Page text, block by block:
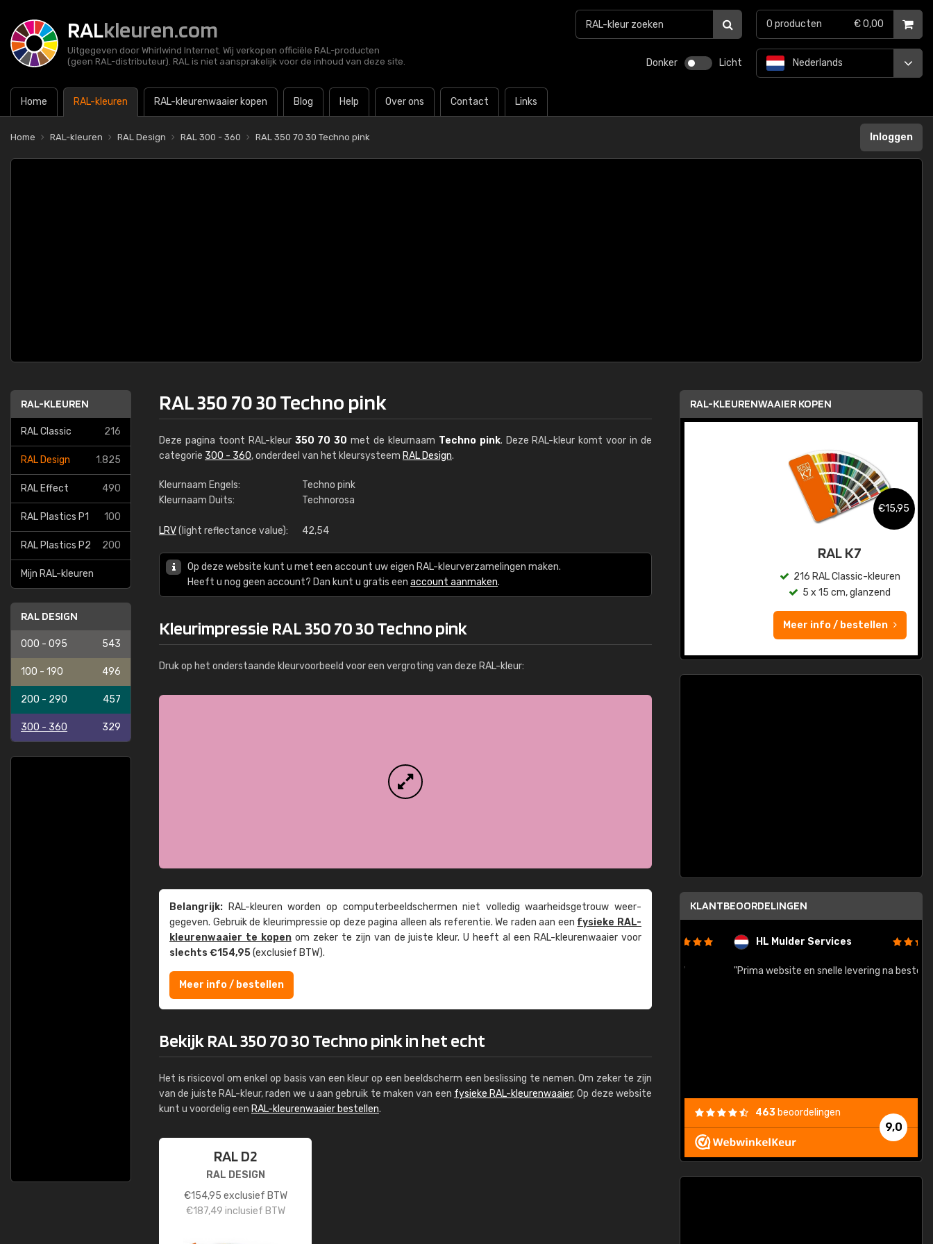
RALkleuren.com
Uitgegeven door Whirlwind Internet. Wij verkopen officiële RAL-producten
(geen RAL-distributeur). RAL is niet aansprakelijk voor de inhoud van deze site.
Donker Licht
Home RAL-kleuren RAL-kleurenwaaier kopen Blog Help Over ons Contact Links
Nederlands
0 producten € 0,00
Home RAL-kleuren RAL Design RAL 300 - 360 RAL 350 70 30 Techno pink Inloggen
RAL-KLEUREN
RAL Classic 216
RAL Design 1.825
RAL Effect 490
RAL Plastics P1 100
RAL Plastics P2 200
Mijn RAL-kleuren
RAL DESIGN
000 - 095 543
100 - 190 496
200 - 290 457
300 - 360 329
RAL 350 70 30 Techno pink
Deze pagina toont RAL-kleur 350 70 30 met de kleurnaam Techno pink. Deze RAL-kleur komt voor in de
categorie 300 - 360, onderdeel van het kleursysteem RAL Design.
Kleurnaam Engels:
Techno pink
Kleurnaam Duits:
Technorosa
LRV(light reflectance value): 42,54
Op deze website kunt u met een account uw eigen RAL-kleurverzamelingen maken.
Heeft u nog geen account? Dan kunt u gratis een account aanmaken.
Kleurimpressie RAL 350 70 30 Techno pink
Druk op het onderstaande kleurvoorbeeld voor een vergroting van deze RAL-kleur:
Belangrijk: RAL-kleuren worden op computer­beeld­schermen niet volledig waarheids­­getrouw weer­
gegeven. Gebruik de kleur­impressie op deze pagina alleen als referentie. We raden aan een fysieke RAL-
kleuren­waaier te kopenom zeker te zijn van de juiste kleur. U heeft al een RAL-kleuren­waaier voor
slechts €154,95(exclusief BTW).
Meer info / bestellen
Bekijk RAL 350 70 30 Techno pink in het echt
Het is risicovol om enkel op basis van een kleur op een beeldscherm een beslissing te nemen. Om zeker te zijn
van de juiste RAL-kleur, raden we u aan gebruik te maken van een fysieke RAL-kleurenwaaier. Op deze website
kunt u voordelig een RAL-kleurenwaaier bestellen.
RAL D2
RAL DESIGN
€154,95 exclusief BTW
€187,49 inclusief BTW
RAL-KLEURENWAAIER KOPEN
RAL K7 op waterbasis
€15,95
RAL K7
216 RAL Classic-kleuren
5 x 15 cm, glanzend
Meer info / bestellen
KLANTBEOORDELINGEN
Kambier BV HL Mulder Services
"Prima website en snelle levering na bestelling"
9,0
463 beoordelingen